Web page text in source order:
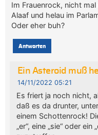
Im Frauenrock, nicht
Alaaf und helau im
Oder eher buh?
Antworten
Ein Asteroid muß
14/11/2022 05:21
Es friert ja noch nicht,
daß es da drunter,
einem Schottenrock!
„er“, eine „sie“ oder